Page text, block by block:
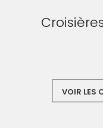
VOIR LES